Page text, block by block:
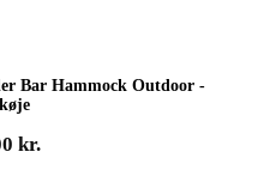
Bar Hammock Outdoor -
kr.